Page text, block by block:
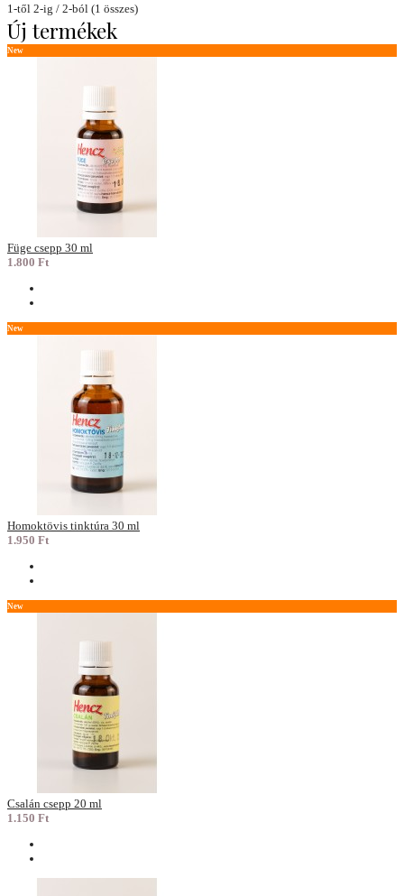
1-től 2-ig / 2-ból (1 összes)
Új termékek
New
Füge csepp 30 ml
1.800 Ft
New
Homoktövis tinktúra 30 ml
1.950 Ft
New
Csalán csepp 20 ml
1.150 Ft